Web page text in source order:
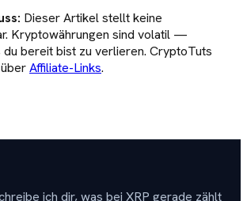
Dieser Artikel stellt keine
Kryptowährungen sind volatil —
du bereit bist zu verlieren. CryptoTuts
Affiliate-Links.
ich dir, was bei XRP gerade zählt